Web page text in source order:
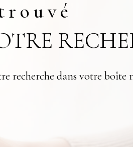
recherche dans votre boîte